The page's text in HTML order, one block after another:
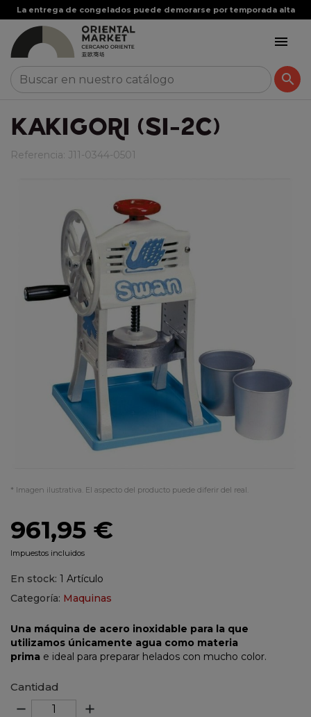
La entrega de congelados puede demorarse por temporada alta


KAKIGORI (SI-2C)
Referencia: J11-0344-0501
* Imagen ilustrativa. El aspecto del producto puede diferir del real.
961,95 €
Impuestos incluidos
En stock: 1 Artículo
Categoría: Maquinas
Una máquina de acero inoxidable para la que
utilizamos únicamente agua como materia
prima e ideal para preparar helados con mucho color.
Cantidad
remove add